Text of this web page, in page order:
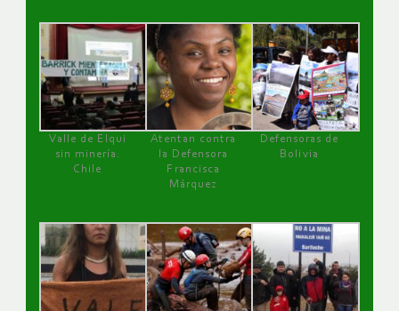
Valle de Elqui
sin minería.
Chile
Atentan contra
la Defensora
Francisca
Márquez
Defensoras de
Bolivia